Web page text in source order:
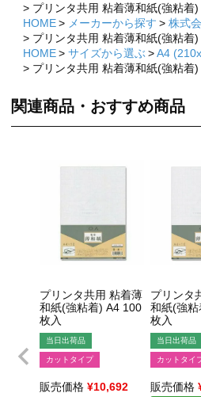
プリンタ共用 粘着薄和紙(強粘着)
HOME
メーカーから探す
株式
プリンタ共用 粘着薄和紙(強粘着)
HOME
サイズから選ぶ
A4
プリンタ共用 粘着薄和紙(強粘着)
関連商品・おすすめ商品
プリンタ共用 粘着薄
和紙(強粘着) A4 100
枚入
当日出荷品
カットタイプ
販売価格 ¥10,692
プリンタ
和紙(強
枚入
当日出荷品
カットタイ
販売価格